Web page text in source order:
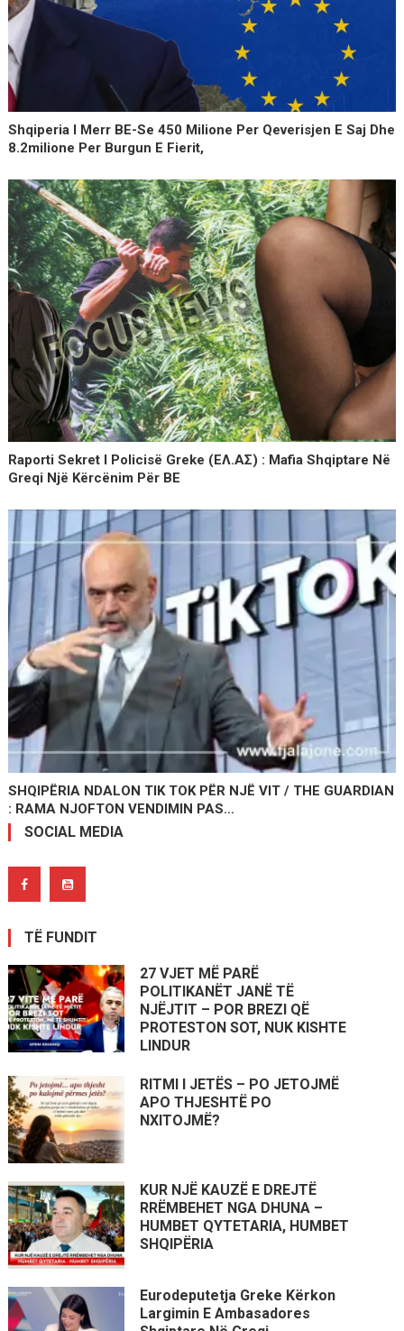
Shqiperia I Merr BE-Se 450 Milione Per Qeverisjen E Saj Dhe
8.2milione Per Burgun E Fierit,
Raporti Sekret I Policisë Greke (ΕΛ.ΑΣ) : Mafia Shqiptare Në
Greqi Një Kërcënim Për BE
SHQIPËRIA NDALON TIK TOK PËR NJË VIT / THE GUARDIAN
: RAMA NJOFTON VENDIMIN PAS…
SOCIAL MEDIA
TË FUNDIT
27 VJET MË PARË
POLITIKANËT JANË TË
NJËJTIT – POR BREZI QË
PROTESTON SOT, NUK KISHTE
LINDUR
RITMI I JETËS – PO JETOJMË
APO THJESHTË PO
NXITOJMË?
KUR NJË KAUZË E DREJTË
RRËMBEHET NGA DHUNA –
HUMBET QYTETARIA, HUMBET
SHQIPËRIA
Eurodeputetja Greke Kërkon
Largimin E Ambasadores